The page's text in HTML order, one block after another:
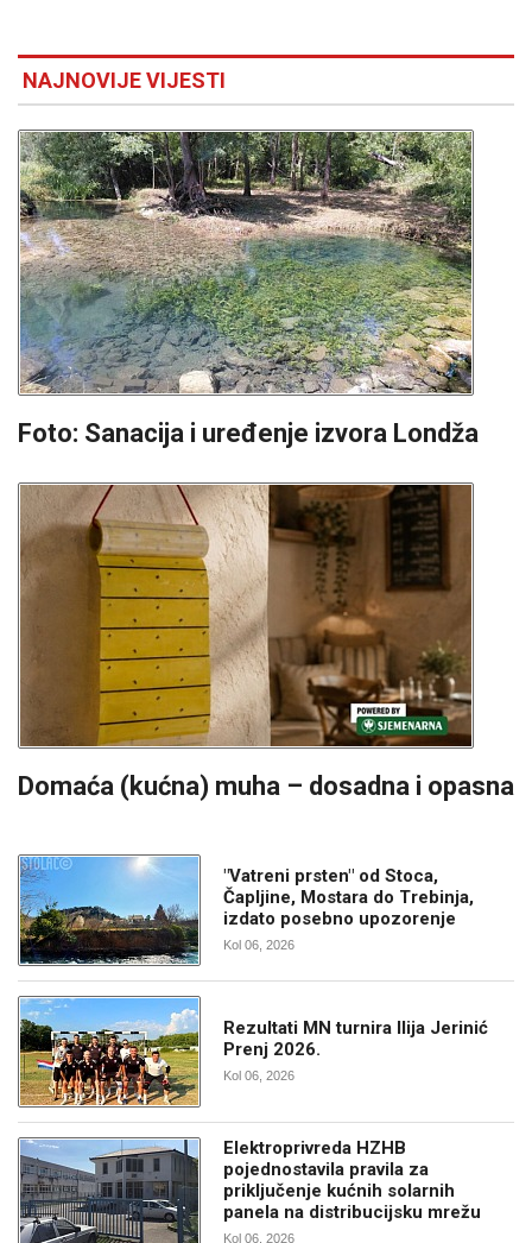
NAJNOVIJE VIJESTI
Foto: Sanacija i uređenje izvora Londža
Domaća (kućna) muha – dosadna i opasna
"Vatreni prsten" od Stoca,
Čapljine, Mostara do Trebinja,
izdato posebno upozorenje
Kol 06, 2026
Rezultati MN turnira Ilija Jerinić
Prenj 2026.
Kol 06, 2026
Elektroprivreda HZHB
pojednostavila pravila za
priključenje kućnih solarnih
panela na distribucijsku mrežu
Kol 06, 2026